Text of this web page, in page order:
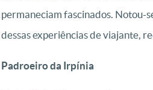
permaneciam fascinados. Notou-
dessas experiências de viajante,
Padroeiro da Irpínia